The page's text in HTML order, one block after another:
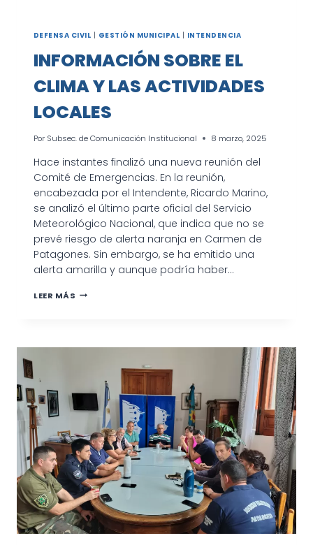
DEFENSA CIVIL | GESTIÓN MUNICIPAL | INTENDENCIA
INFORMACIÓN SOBRE EL
CLIMA Y LAS ACTIVIDADES
LOCALES
Por Subsec. de Comunicación Institucional 8 marzo, 2025
Hace instantes finalizó una nueva reunión del
Comité de Emergencias. En la reunión,
encabezada por el Intendente, Ricardo Marino,
se analizó el último parte oficial del Servicio
Meteorológico Nacional, que indica que no se
prevé riesgo de alerta naranja en Carmen de
Patagones. Sin embargo, se ha emitido una
alerta amarilla y aunque podría haber…
LEER MÁS INFORMACIÓN